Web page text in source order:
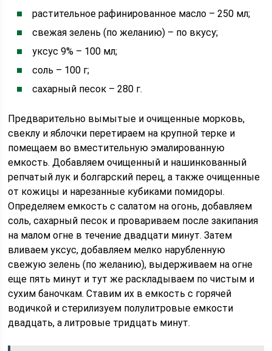
растительное рафинированное масло – 250 мл;
свежая зелень (по желанию) – по вкусу;
уксус 9% – 100 мл;
соль – 100 г;
сахарный песок – 280 г.
Предварительно вымытые и очищенные морковь,
свеклу и яблочки перетираем на крупной терке и
помещаем во вместительную эмалированную
емкость. Добавляем очищенный и нашинкованный
репчатый лук и болгарский перец, а также очищенные
от кожицы и нарезанные кубиками помидоры.
Определяем емкость с салатом на огонь, добавляем
соль, сахарный песок и провариваем после закипания
на малом огне в течение двадцати минут. Затем
вливаем уксус, добавляем мелко нарубленную
свежую зелень (по желанию), выдерживаем на огне
еще пять минут и тут же раскладываем по чистым и
сухим баночкам. Ставим их в емкость с горячей
водичкой и стерилизуем полулитровые емкости
двадцать, а литровые тридцать минут.